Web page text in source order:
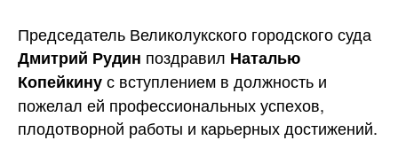
Председатель Великолукского городского суда
Дмитрий Рудин поздравил Наталью
Копейкинус вступлением в должность и
пожелал ей профессиональныхуспехов,
плодотворной работы и карьерных достижений.